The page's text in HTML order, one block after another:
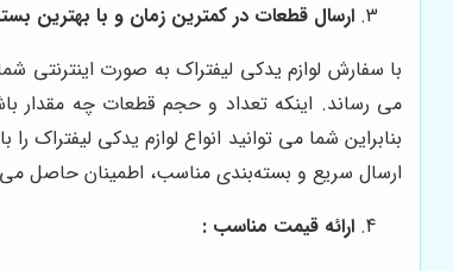
ارسال قطعات در کمترین زمان و با بهترین
با سفارش لوازم یدکی لیفتراک به صورت اینترنتی
می رساند. اینکه تعداد و حجم قطعات چه مقدار
بنابراین شما می توانید انواع لوازم یدکی
ارسال سریع و بسته‌بندی مناسب، اطمینان حاصل
ارائه قیمت مناسب :